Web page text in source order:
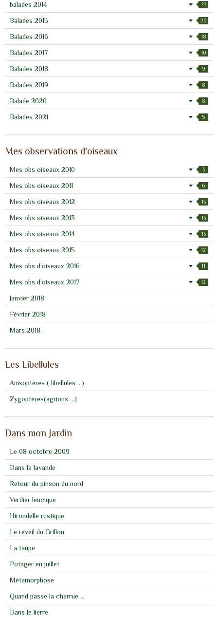
balades 2014 23
Balades 2015 20
Balades 2016 18
Balades 2017 10
Balades 2018 9
Balades 2019 8
Balade 2020 8
Balades 2021 5
Mes observations d'oiseaux
Mes obs oiseaux 2010 3
Mes obs oiseaux 2011 6
Mes obs oiseaux 2012 13
Mes obs oiseaux 2013 13
Mes obs oiseaux 2014 13
Mes obs oiseaux 2015 12
Mes obs d'oiseaux 2016 11
Mes obs d'oiseaux 2017 12
Janvier 2018
Février 2018
Mars 2018
Les Libellules
Anisoptères ( libellules ...)
Zygoptères(agrions ...)
Dans mon Jardin
Le 08 octobre 2009
Dans la lavande
Retour du pinson du nord
Verdier leucique
Hirondelle rustique
Le réveil du Grillon
La taupe
Potager en juillet
Métamorphose
Quand passe la charrue ...
Dans le lierre